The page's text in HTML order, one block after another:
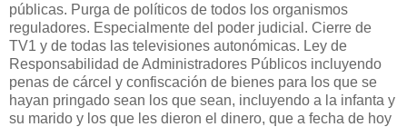
públicas. Purga de políticos de todos los organismos
reguladores. Especialmente del poder judicial. Cierre de
TV1 y de todas las televisiones autonómicas. Ley de
Responsabilidad de Administradores Públicos incluyendo
penas de cárcel y confiscación de bienes para los que se
hayan pringado sean los que sean, incluyendo a la infanta y
su marido y los que les dieron el dinero, que a fecha de hoy